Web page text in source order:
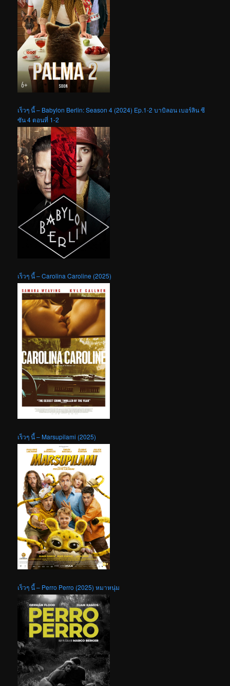
เร็วๆ นี้ – Babylon Berlin: Season 4 (2024) Ep.1-2 บาบิลอน เบอร์ลิน ซี
ซัน 4 ตอนที่ 1-2
เร็วๆ นี้ – Carolina Caroline (2025)
เร็วๆ นี้ – Marsupilami (2025)
เร็วๆ นี้ – Perro Perro (2025) หมาหนุ่ม